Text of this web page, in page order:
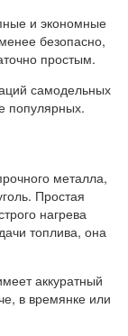
и экономные
безопасно,
простым.
самодельных
популярных.
металла,
Простая
нагрева
топлива, она
аккуратный
в времянке или